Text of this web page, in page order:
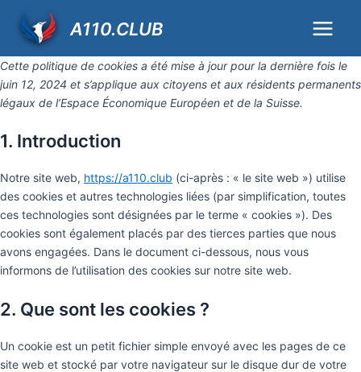
contenu
A110.CLUB
Cette politique de cookies a été mise à jour pour la dernière fois le
juin 12, 2024 et s’applique aux citoyens et aux résidents permanents
légaux de l’Espace Économique Européen et de la Suisse.
1. Introduction
Notre site web, https://a110.club (ci-après : « le site web ») utilise
des cookies et autres technologies liées (par simplification, toutes
ces technologies sont désignées par le terme « cookies »). Des
cookies sont également placés par des tierces parties que nous
avons engagées. Dans le document ci-dessous, nous vous
informons de l’utilisation des cookies sur notre site web.
2. Que sont les cookies ?
Un cookie est un petit fichier simple envoyé avec les pages de ce
site web et stocké par votre navigateur sur le disque dur de votre
to
service
google-
recaptcha
to
service
to
service
litespeed
to
service
elementor
to
service
google-
fonts
to
service
google-
maps
to
service
facebook
to
service
twitter
to
service
linkedin
to
service
divers